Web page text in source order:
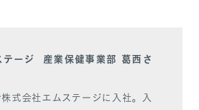
テージ 産業保健事業部 葛西さ
式会社エムステージに入社。入